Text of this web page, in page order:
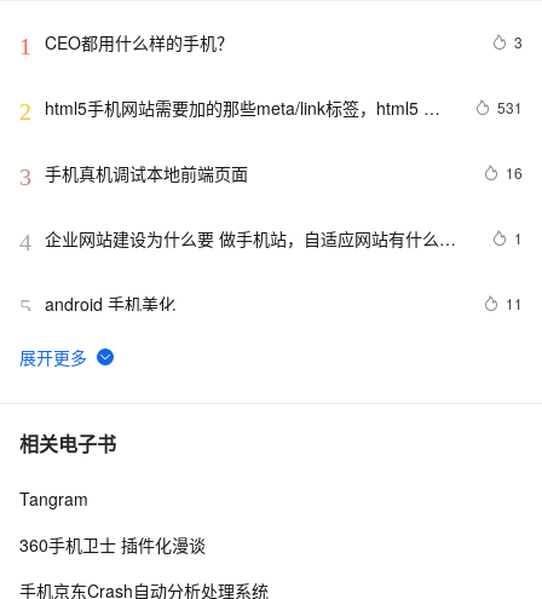
1 CEO都用什么样的手机？ 3
2
html5手机网站需要加的那些meta/link标签，html5
531
3 手机真机调试本地前端页面 16
4 企业网站建设为什么要 做手机站，自适应网站有什么优
1
5 android 手机美化 11
6
电话号码正则表达式 代码 javascript+html,JS正则表达
7 手机淘宝短视频业务「哇哦视频」迁移上 FaaS 笔记公开
8 华为领衔，“5G+摄像头”拿下双影帝，多家国产手机凭
相关电子书
Tangram
360手机卫士 插件化漫谈
手机京东Crash自动分析处理系统